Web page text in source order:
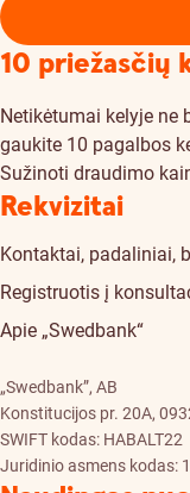
10 priežasčių
Netikėtumai kelyje ne
gaukite 10 pagalbos
Sužinoti draudimo
Rekvizitai
Kontaktai, padaliniai,
Registruotis į
Apie „Swedbank“
„Swedbank”, AB
Konstitucijos pr. 20A,
SWIFT kodas: HABALT22
Juridinio asmens kodas: